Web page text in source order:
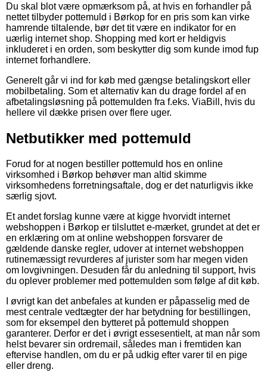
Du skal blot være opmærksom på, at hvis en forhandler på
nettet tilbyder pottemuld i Børkop for en pris som kan virke
hamrende tiltalende, bør det tit være en indikator for en
uærlig internet shop. Shopping med kort er heldigvis
inkluderet i en orden, som beskytter dig som kunde imod fup
internet forhandlere.
Generelt går vi ind for køb med gængse betalingskort eller
mobilbetaling. Som et alternativ kan du drage fordel af en
afbetalingsløsning på pottemulden fra f.eks. ViaBill, hvis du
hellere vil dække prisen over flere uger.
Netbutikker med pottemuld
Forud for at nogen bestiller pottemuld hos en online
virksomhed i Børkop behøver man altid skimme
virksomhedens forretningsaftale, dog er det naturligvis ikke
særlig sjovt.
Et andet forslag kunne være at kigge hvorvidt internet
webshoppen i Børkop er tilsluttet e-mærket, grundet at det er
en erklæring om at online webshoppen forsvarer de
gældende danske regler, udover at internet webshoppen
rutinemæssigt revurderes af jurister som har megen viden
om lovgivningen. Desuden får du anledning til support, hvis
du oplever problemer med pottemulden som følge af dit køb.
I øvrigt kan det anbefales at kunden er påpasselig med de
mest centrale vedtægter der har betydning for bestillingen,
som for eksempel den bytteret på pottemuld shoppen
garanterer. Derfor er det i øvrigt essesentielt, at man når som
helst bevarer sin ordremail, således man i fremtiden kan
eftervise handlen, om du er på udkig efter varer til en pige
eller dreng.